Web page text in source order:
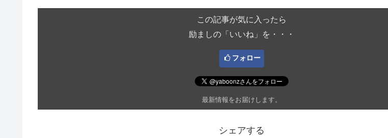
この記事が気に入ったら
励ましの「いいね」を・・・
フォロー
最新情報をお届けします。
シェアする